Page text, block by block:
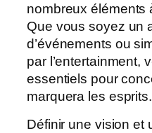
nombreux éléments
Que vous soyez un
d’événements ou
par l’entertainment,
essentiels pour
marquera les esprits.
Définir une vision et